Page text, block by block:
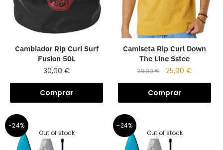
Cambiador Rip Curl Surf
Fusion 50L
30,00 €
Comprar
Camiseta Rip Curl Down
The Line Sstee
29,99€ 25,00€
Comprar
-24%
Out of stock
-24%
Out of stock